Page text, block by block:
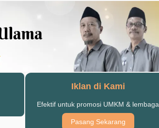
Iklan di Kami
Efektif untuk promosi UMKM & lembaga
Pasang Sekarang